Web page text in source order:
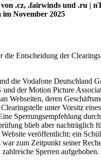
.cz, .fairwinds und .ru |
November 2025
Entscheidung der
die Vodafone Deutschland
der Motion Picture
Webseiten, deren
unter Vorsitz
Sperrungsempfehlung
blieb aber nachträglich
veröffentlicht; ein
zum Zeitpunkt seiner
Sperren aufgehoben.